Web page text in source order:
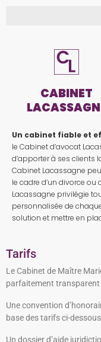
CABINET
Un cabinet fiable et
le Cabinet d’avocat
d’apporter à ses clients
Cabinet Lacassagne
le cadre d’un divorce ou
Lacassagne privilégie
personnalisée de
solution et mettre en
Tarifs
Le Cabinet de Maître
parfaitement transparent
Une convention
base des tarifs ci-
Un dossier d’aide